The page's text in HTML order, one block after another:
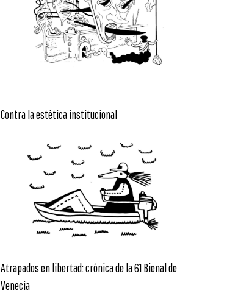
Contra la estética institucional
Atrapados en libertad: crónica de la 61 Bienal de
Venecia